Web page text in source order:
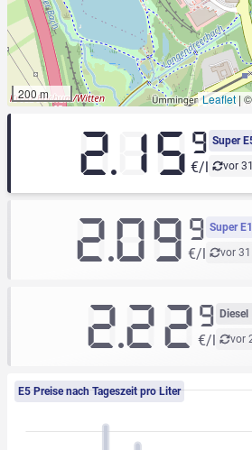
200 m Leaflet | ©
Super
vor
2.159
€/l
Super
vor
2.09 9
€/l
Diesel
vor
2.229
€/l
E5 Preise nach Tageszeit pro Liter